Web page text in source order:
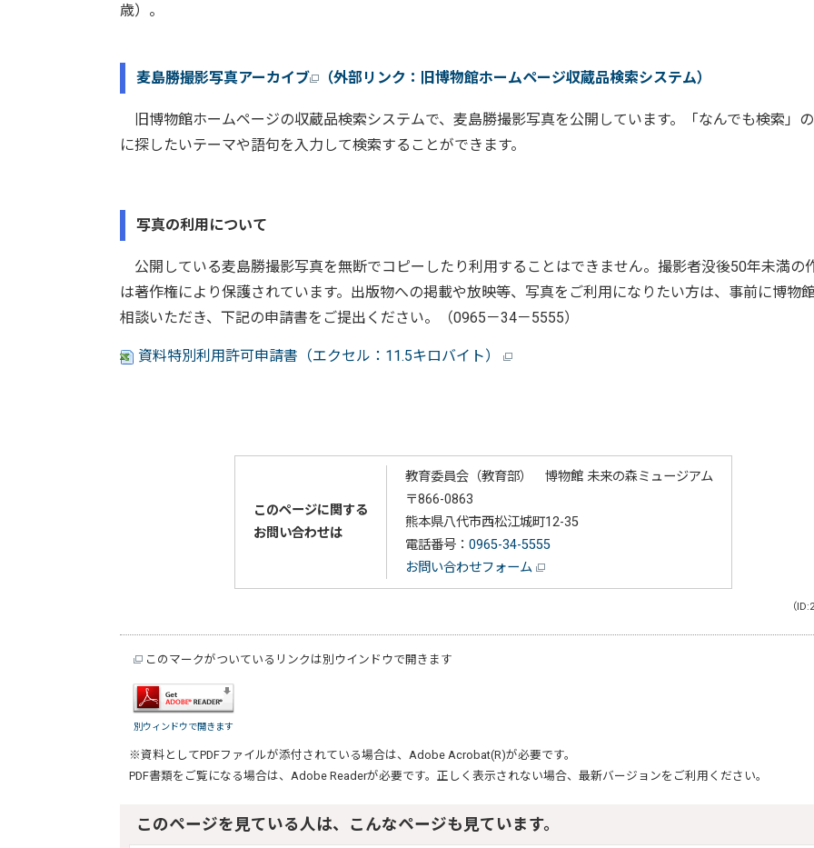
歳）。
麦島勝撮影写真アーカイブ （外部リンク：旧博物館ホームページ収蔵品検索システム）
旧博物館ホームページの収蔵品検索システムで、麦島勝撮影写真を公開しています。「なんでも検索」
に探したいテーマや語句を入力して検索することができます。
写真の利用について
公開している麦島勝撮影写真を無断でコピーしたり利用することはできません。撮影者没後50年未満の
は著作権により保護されています。出版物への掲載や放映等、写真をご利用になりたい方は、事前に博物
相談いただき、下記の申請書をご提出ください。（0965－34－5555）
資料特別利用許可申請書（エクセル：11.5キロバイト）
このページに関する
お問い合わせは
教育委員会（教育部） 博物館 未来の森ミュージアム
〒866-0863
熊本県八代市西松江城町12-35
電話番号： 0965-34-5555
お問い合わせフォーム
（
このマークがついているリンクは別ウインドウで開きます
別ウィンドウで開きます
※資料としてPDFファイルが添付されている場合は、 Adobe Acrobat(R)が必要です。
PDF書類をご覧になる場合は、 Adobe Readerが必要です。正しく表示されない場合、最新バージョンをご利用ください。
このページを見ている人は、こんなページも見ています。